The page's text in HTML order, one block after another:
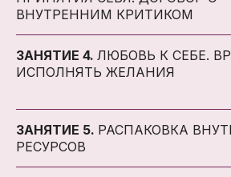
ВНУТРЕННИМ КРИТИКОМ
ЗАНЯТИЕ 4. ЛЮБОВЬ К СЕБЕ.
ИСПОЛНЯТЬ ЖЕЛАНИЯ
ЗАНЯТИЕ 5. РАСПАКОВКА
РЕСУРСОВ
ОТ ВЫПОЛНЕНИЯ ПРАКТИК
КРЫЛЬЯ, ВЫ
ЭНЕРГИЕЙ И ВСПОМНИТЕ
НАСТОЯЩУЮ СО ЗДОРОВОЙ
САМООЦЕНКОЙ,